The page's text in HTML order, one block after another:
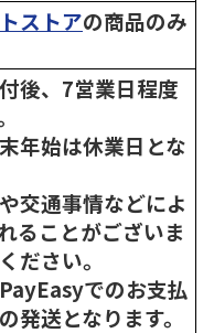
ストアの商品のみ
後、7営業日程度
年始は休業日とな
交通事情などによ
ることがございま
ださい。
でのお支払
発送となります。